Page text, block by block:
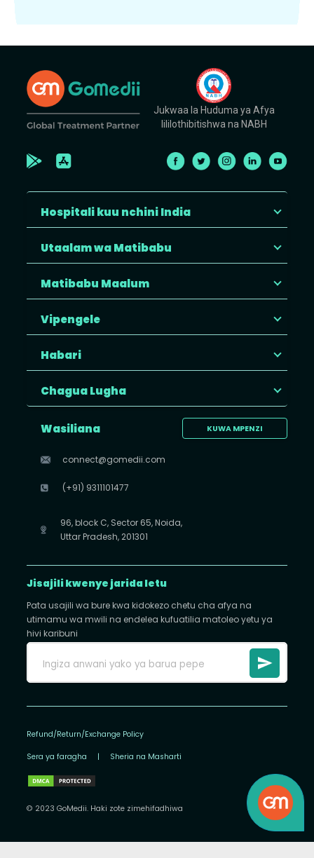
Jukwaa la Huduma ya Afya
lililothibitishwa na NABH
Hospitali kuu nchini India
Utaalam wa Matibabu
Matibabu Maalum
Vipengele
Habari
Chagua Lugha
KUWA MPENZI
Wasiliana
connect@gomedii.com
(+91) 9311101477
96, block C, Sector 65, Noida,
Uttar Pradesh, 201301
Jisajili kwenye jarida letu
Pata usajili wa bure kwa kidokezo chetu cha afya na
utimamu wa mwili na endelea kufuatilia matoleo yetu ya
hivi karibuni
Refund/Return/Exchange Policy
Sera ya faragha | Sheria na Masharti
© 2023 GoMedii. Haki zote zimehifadhiwa